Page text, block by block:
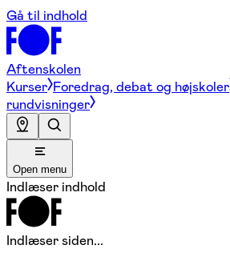
Gå til indhold
Aftenskolen
Kurser Foredrag, debat og højskoler
rundvisninger
Open menu
Indlæser indhold
Indlæser siden...